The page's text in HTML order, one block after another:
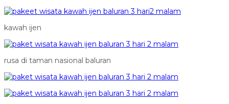
kawah ijen
rusa di taman nasional baluran